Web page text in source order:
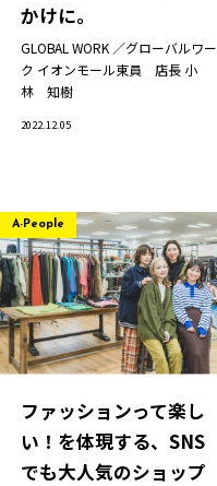
かけに。
GLOBAL WORK ／グローバルワー
ク イオンモール東員 店長 小
林 知樹
2022.12.05
ファッションって楽し
い！を体現する、SNS
でも大人気のショップ
A-People